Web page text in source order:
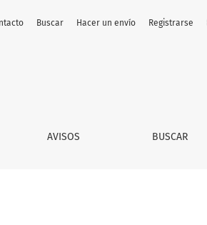
AVISOS BUSCAR
Buscar Hacer un envío Registrarse